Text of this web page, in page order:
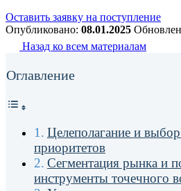
Оставить заявку на поступление
Опубликовано: 08.01.2025
Назад ко всем материалам
Оглавление
Целеполагание и выбор
приоритетов
Сегментация рынка и
инструменты точечного